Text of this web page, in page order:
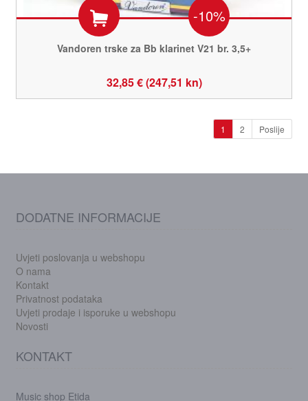
-10%
Vandoren trske za Bb klarinet V21 br. 3,5+
32,85 € (247,51 kn)
1 2 Poslije
DODATNE INFORMACIJE
Uvjeti poslovanja u webshopu
O nama
Kontakt
Privatnost podataka
Uvjeti prodaje i isporuke u webshopu
Novosti
KONTAKT
Music shop Etida